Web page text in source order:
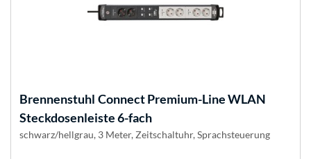
Brennenstuhl Connect Premium-Line WLAN
Steckdosenleiste 6-fach
schwarz/hellgrau, 3 Meter, Zeitschaltuhr, Sprachsteuerung